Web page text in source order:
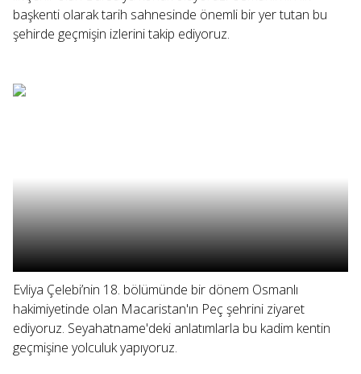
başkenti olarak tarih sahnesinde önemli bir yer tutan bu
şehirde geçmişin izlerini takip ediyoruz.
Evliya Çelebi’nin 18. bölümünde bir dönem Osmanlı
hakimiyetinde olan Macaristan'ın Peç şehrini ziyaret
ediyoruz. Seyahatname'deki anlatımlarla bu kadim kentin
geçmişine yolculuk yapıyoruz.